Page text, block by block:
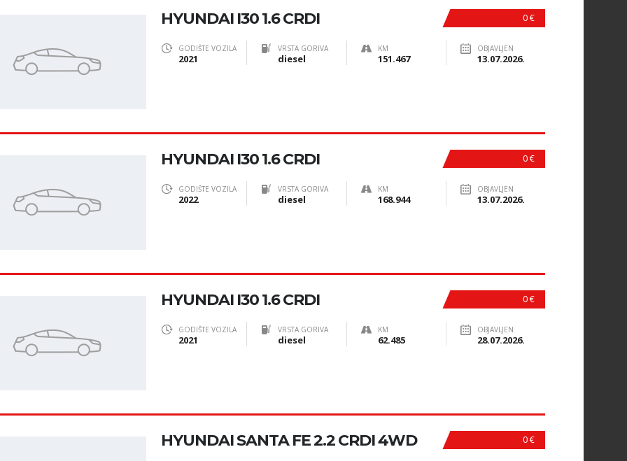
0 €
HYUNDAI I30 1.6 CRDI
GODIŠTE VOZILA
2021
VRSTA GORIVA
diesel
KM
151.467
OBJAVLJEN
13.07.2026.
0 €
HYUNDAI I30 1.6 CRDI
GODIŠTE VOZILA
2022
VRSTA GORIVA
diesel
KM
168.944
OBJAVLJEN
13.07.2026.
0 €
HYUNDAI I30 1.6 CRDI
GODIŠTE VOZILA
2021
VRSTA GORIVA
diesel
KM
62.485
OBJAVLJEN
28.07.2026.
0 €
HYUNDAI SANTA FE 2.2 CRDI 4WD